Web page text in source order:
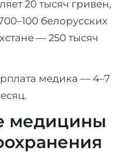
20 тысяч гривен,
белорусских
— 250 тысяч
медика — 4–7
медицины